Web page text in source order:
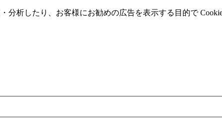
分析したり、お客様にお勧めの広告を表⽰する⽬的で